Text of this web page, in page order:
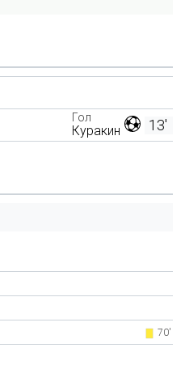
13'
Гол
Куракин
70'